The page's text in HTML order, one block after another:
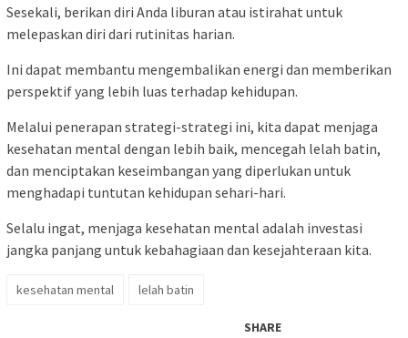
Sesekali, berikan diri Anda liburan atau istirahat untuk
melepaskan diri dari rutinitas harian.
Ini dapat membantu mengembalikan energi dan memberikan
perspektif yang lebih luas terhadap kehidupan.
Melalui penerapan strategi-strategi ini, kita dapat menjaga
kesehatan mental dengan lebih baik, mencegah lelah batin,
dan menciptakan keseimbangan yang diperlukan untuk
menghadapi tuntutan kehidupan sehari-hari.
Selalu ingat, menjaga kesehatan mental adalah investasi
jangka panjang untuk kebahagiaan dan kesejahteraan kita.
kesehatan mental lelah batin
SHARE